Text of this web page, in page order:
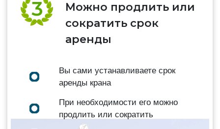
Можно продлить или
сократить срок
аренды
Вы сами устанавливаете срок
аренды крана
При необходимости его можно
продлить или сократить